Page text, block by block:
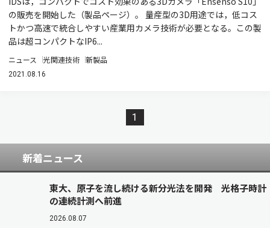
の販売を開始した（製品ページ）。 量産型の3D用途では，低コス
トかつ高速で統合しやすい産業用カメラ技術が必要となる。この製
品は超コンパクトなIP6...
ニュース 光関連技術 新製品
2021.08.16
1
新着ニュース
東大、原子を流し続ける新分光法を開発 光格子時計
の連続計測へ前進
2026.08.07